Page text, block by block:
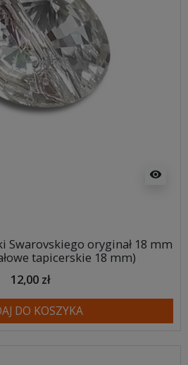
visibility
Swarovskiego oryginał 18 mm
tapicerskie 18 mm)
12,00 zł
DO KOSZYKA